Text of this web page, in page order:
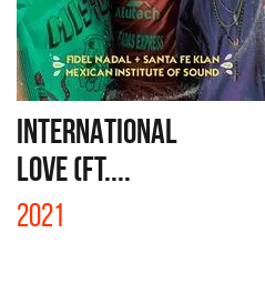
INTERNATIONAL
LOVE (FT....
2021